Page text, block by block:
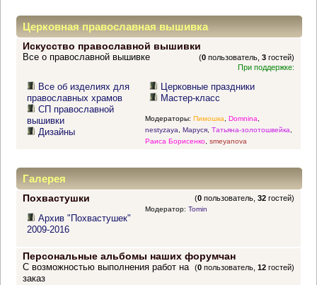
Церковная православная вышивка
Искусство православной вышивки
(0 пользователь,3 гостей)
Все о православной вышивке
При поддержке:
Все об изделиях для
православных храмов
СП православной
вышивки
Дизайны
Церковные праздники
Мастер-класс
Модераторы: Пимошка Domnina
nestyzaya
Маруся, Татьяна-золотошвейка
Раиса Борисенко, smeyanova
Галерея
Похвастушки (0 пользователь,32 гостей)
Архив "Похвастушек"
2009-2016
Модератор: Tomin
Персональные альбомы наших форумчан
(0 пользователь,12 гостей)
С возможностью выполнения работ на
заказ